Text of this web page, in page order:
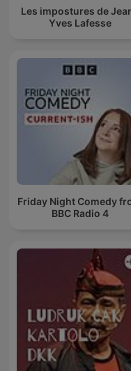
Les impostures de
Yves Lafesse
Friday Night Comedy
BBC Radio 4